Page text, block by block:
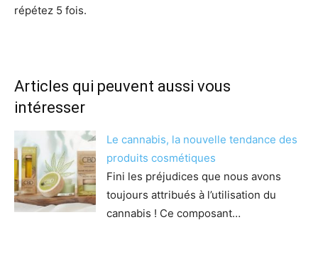
répétez 5 fois.
Articles qui peuvent aussi vous
intéresser
Le cannabis, la nouvelle tendance des
produits cosmétiques
Fini les préjudices que nous avons
toujours attribués à l’utilisation du
cannabis ! Ce composant…